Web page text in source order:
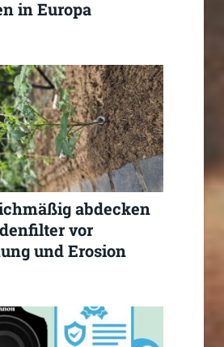
in Europa
abdecken
vor
und Erosion